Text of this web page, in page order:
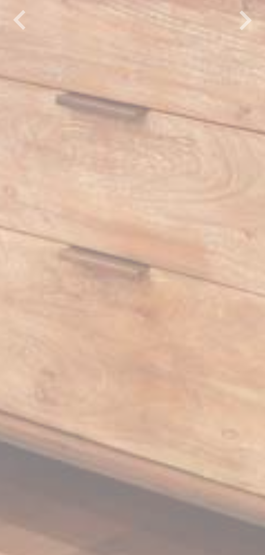
Previous Next